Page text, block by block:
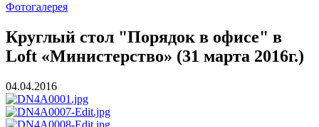
Фотогалерея
Круглый стол "Порядок в офисе" в
Loft «Министерство» (31 марта 2016г.)
04.04.2016